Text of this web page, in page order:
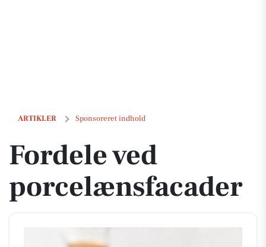
ARTIKLER Sponsoreret indhold
Fordele ved porcelænsfacader
Fordele ved
porcelænsfacader